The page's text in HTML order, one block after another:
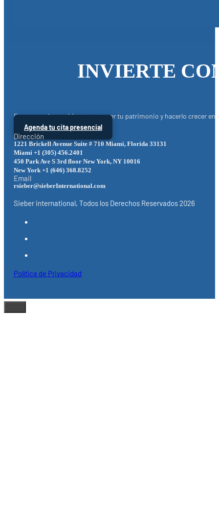
INVIERTE
En un mundo cambiante, proteger tu patrimonio y hacerlo crecer
Agenda tu cita presencial
Dirección
1221 Brickell Avenue Suite # 710 Miami, Florida 33131
Miami +1 (305) 456.2401
450 Park Ave S 3rd floor New York, NY 10016
New York +1 (646) 368.8252
Email
rsieber@sieberInternational.com
Sieber international, Todos los Derechos Reservados 2026
Política de Privacidad